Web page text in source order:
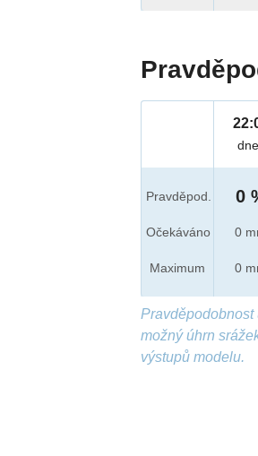
Pravděpod.
Očekáváno
Maximum
0
0
0
Pravděpodobnost
možný úhrn
výstupů modelu.